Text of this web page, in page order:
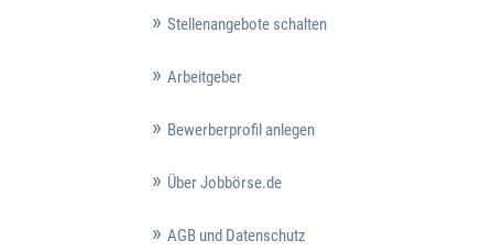
Stellenangebote schalten
Arbeitgeber
Bewerberprofil anlegen
Über Jobbörse.de
AGB und Datenschutz